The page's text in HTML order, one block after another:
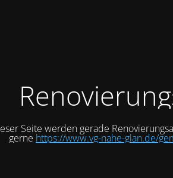
Seite werden gerade
gerne https://www.vg-nahe-glan.de/